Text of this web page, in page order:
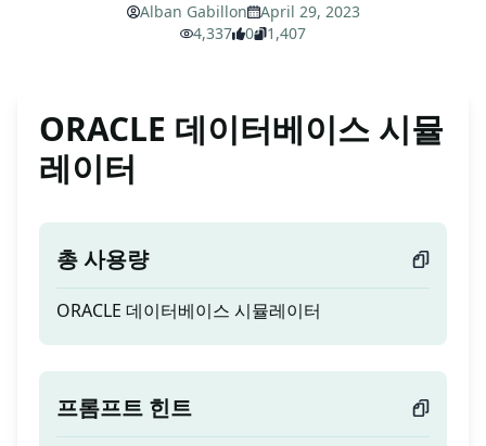
Alban Gabillon
April 29, 2023
4,337
0 1,407
ORACLE 데이터베이스 시뮬
레이터
총 사용량
ORACLE 데이터베이스 시뮬레이터
프롬프트 힌트